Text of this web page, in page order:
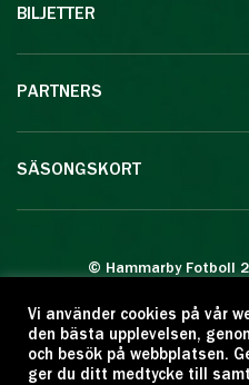
BILJETTER
PARTNERS
SÄSONGSKORT
© Hammarby Fotboll
Eftertryck eller annan
Citera oss
Vi använder cookies på vår
den bästa upplevelsen,
och besök på webbplatsen.
ger du ditt medtycke till